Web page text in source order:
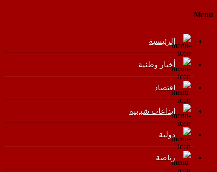
Menu
الرئيسية
أخبار وطنية
اقتصاد
إبداعات شبابية
دولية
رياضة